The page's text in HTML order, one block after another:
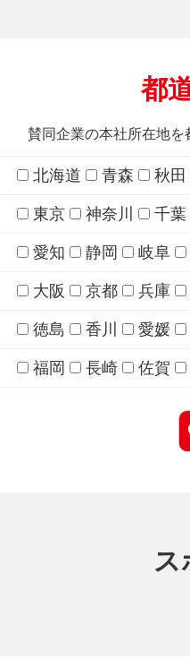
都
賛同企業の本社所在地を
北海道 青森 秋田
東京 神奈川 千葉
愛知 静岡 岐阜
大阪 京都 兵庫
徳島 香川 愛媛
福岡 長崎 佐賀
ス